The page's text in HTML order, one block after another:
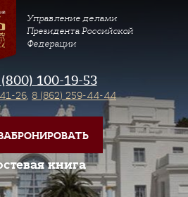
Управление делами
Президента Российской
Федерации
100-19-53
26, 8 (862) 259-44-44
книга